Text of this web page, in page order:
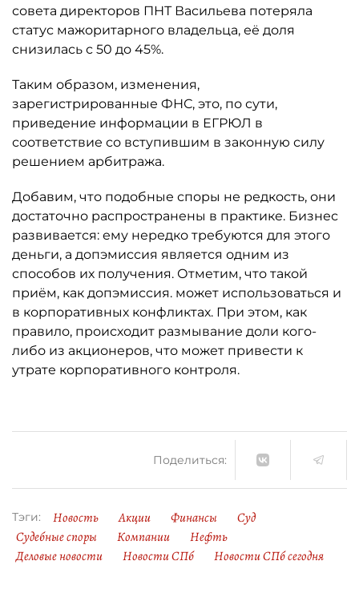
совета директоров ПНТ Васильева потеряла
статус мажоритарного владельца, её доля
снизилась с 50 до 45%.
Таким образом, изменения,
зарегистрированные ФНС, это, по сути,
приведение информации в ЕГРЮЛ в
соответствие со вступившим в законную силу
решением арбитража.
Добавим, что подобные споры не редкость, они
достаточно распространены в практике. Бизнес
развивается: ему нередко требуются для этого
деньги, а допэмиссия является одним из
способов их получения. Отметим, что такой
приём, как допэмиссия. может использоваться и
в корпоративных конфликтах. При этом, как
правило, происходит размывание доли кого-
либо из акционеров, что может привести к
утрате корпоративного контроля.
Поделиться:
Тэги: Новость Акции Финансы
Суд
Судебные споры
Компании
Нефть
Деловые новости
Новости СПб Новости СПб сегодня